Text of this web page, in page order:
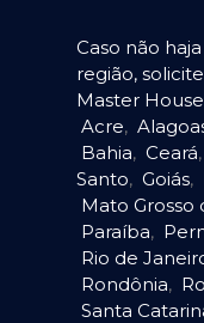
Caso não
região,
Master
Acre,
Bahia, Ceará,
Santo, Goiás,
Mato Grosso
Paraíba,
Rio de
Rondônia,
Santa